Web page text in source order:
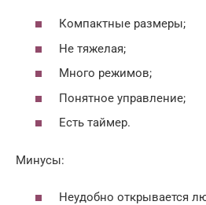
Компактные размеры;
Не тяжелая;
Много режимов;
Понятное управление;
Есть таймер.
Минусы:
Неудобно открывается